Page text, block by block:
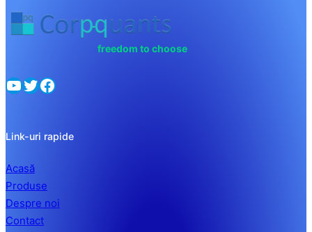
freedom to choose
YouTube Twitter Facebook
Link-uri rapide
Acasă
Produse
Despre noi
Contact